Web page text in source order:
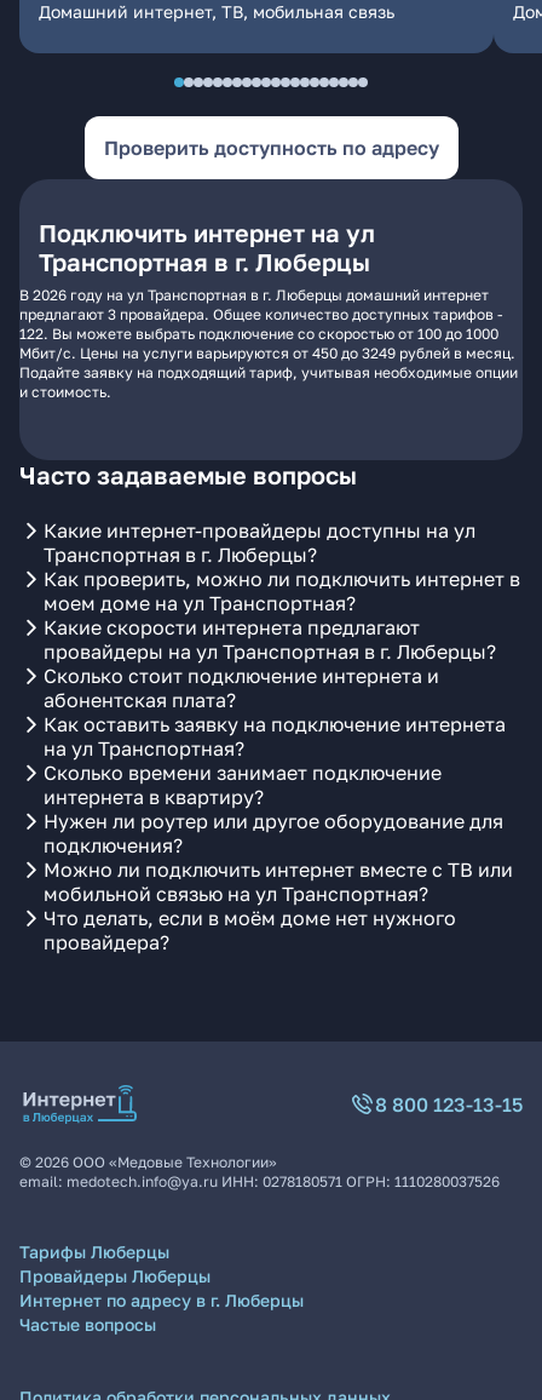
Домашний интернет, ТВ, мобильная связь
Проверить доступность по адресу
Подключить интернет на ул
Транспортная в г. Люберцы
В 2026 году на ул Транспортная в г. Люберцы домашний интернет
предлагают 3 провайдера. Общее количество доступных тарифов -
122. Вы можете выбрать подключение со скоростью от 100 до 1000
Мбит/с. Цены на услуги варьируются от 450 до 3249 рублей в месяц.
Подайте заявку на подходящий тариф, учитывая необходимые опции
и стоимость.
Часто задаваемые вопросы
Какие интернет-провайдеры доступны на ул
Транспортная в г. Люберцы?
Как проверить, можно ли подключить интернет в
моем доме на ул Транспортная?
Какие скорости интернета предлагают
провайдеры на ул Транспортная в г. Люберцы?
Сколько стоит подключение интернета и
абонентская плата?
Как оставить заявку на подключение интернета
на ул Транспортная?
Сколько времени занимает подключение
интернета в квартиру?
Нужен ли роутер или другое оборудование для
подключения?
Можно ли подключить интернет вместе с ТВ или
мобильной связью на ул Транспортная?
Что делать, если в моём доме нет нужного
провайдера?
8 800 123-13-15
© 2026 ООО «Медовые Технологии»
email: medotech.info@ya.ru ИНН: 0278180571 ОГРН: 1110280037526
Тарифы Люберцы
Провайдеры Люберцы
Интернет по адресу в г. Люберцы
Частые вопросы